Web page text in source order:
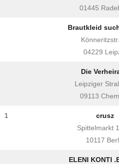
01445
Brautkleid
04229
Die
Leipziger
09113
1
crusz
Spittelmarkt
10117
ELENI KONTI